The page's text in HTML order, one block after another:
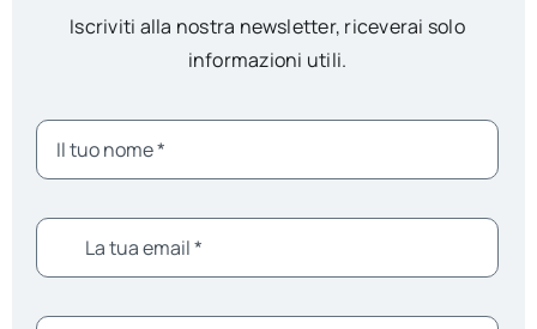
Iscriviti alla nostra newsletter, riceverai solo
informazioni utili.